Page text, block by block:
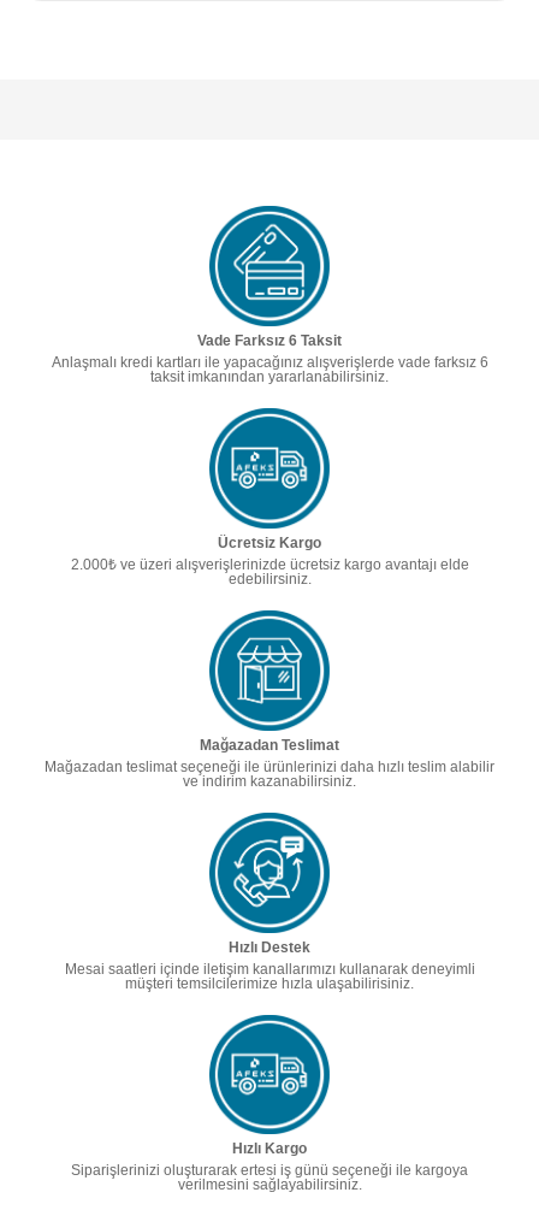
Vade Farksız 6 Taksit
Anlaşmalı kredi kartları ile yapacağınız alışverişlerde vade farksız 6
taksit imkanından yararlanabilirsiniz.
Ücretsiz Kargo
2.000₺ ve üzeri alışverişlerinizde ücretsiz kargo avantajı elde
edebilirsiniz.
Mağazadan Teslimat
Mağazadan teslimat seçeneği ile ürünlerinizi daha hızlı teslim alabilir
ve indirim kazanabilirsiniz.
Hızlı Destek
Mesai saatleri içinde iletişim kanallarımızı kullanarak deneyimli
müşteri temsilcilerimize hızla ulaşabilirisiniz.
Hızlı Kargo
Siparişlerinizi oluşturarak ertesi iş günü seçeneği ile kargoya
verilmesini sağlayabilirsiniz.